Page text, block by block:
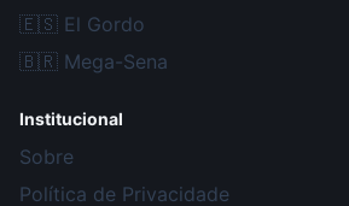
🇪🇸 El Gordo
🇧🇷 Mega-Sena
Institucional
Sobre
Política de Privacidade